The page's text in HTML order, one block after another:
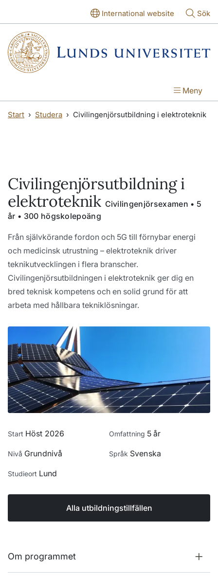
International website Sök
Meny
Start Studera Civilingenjörsutbildning i elektroteknik
Civilingenjörsutbildning i
elektroteknik Civilingenjörsexamen • 5
år • 300 högskolepoäng
Från självkörande fordon och 5G till förnybar energi
och medicinsk utrustning – elektroteknik driver
teknikutvecklingen i flera branscher.
Civilingenjörsutbildningen i elektroteknik ger dig en
bred teknisk kompetens och en solid grund för att
arbeta med hållbara tekniklösningar.
Start Höst 2026 Omfattning 5 år
Nivå Grundnivå Språk Svenska
Studieort Lund
Alla utbildningstillfällen
Om programmet